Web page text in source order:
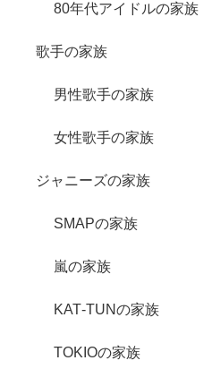
80年代アイドルの家族
歌手の家族
男性歌手の家族
女性歌手の家族
ジャニーズの家族
SMAPの家族
嵐の家族
KAT‐TUNの家族
TOKIOの家族